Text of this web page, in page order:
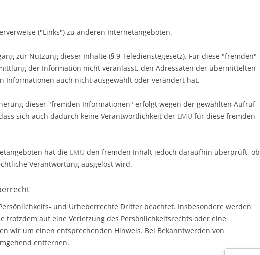
("Links") zu anderen Internetangeboten.
zur Nutzung dieser Inhalte (§ 9 Teledienstegesetz). Für diese "fremden"
der Information nicht veranlasst, den Adressaten der übermittelten
auch nicht ausgewählt oder verändert hat.
dieser "fremden Informationen" erfolgt wegen der gewählten Aufruf-
sich auch dadurch keine Verantwortlichkeit der LMU für diese fremden
hat die LMU den fremden Inhalt jedoch daraufhin überprüft, ob
Verantwortung ausgelöst wird.
und Urheberrechte Dritter beachtet. Insbesondere werden
trotzdem auf eine Verletzung des Persönlichkeitsrechts oder eine
wir um einen entsprechenden Hinweis. Bei Bekanntwerden von
entfernen.